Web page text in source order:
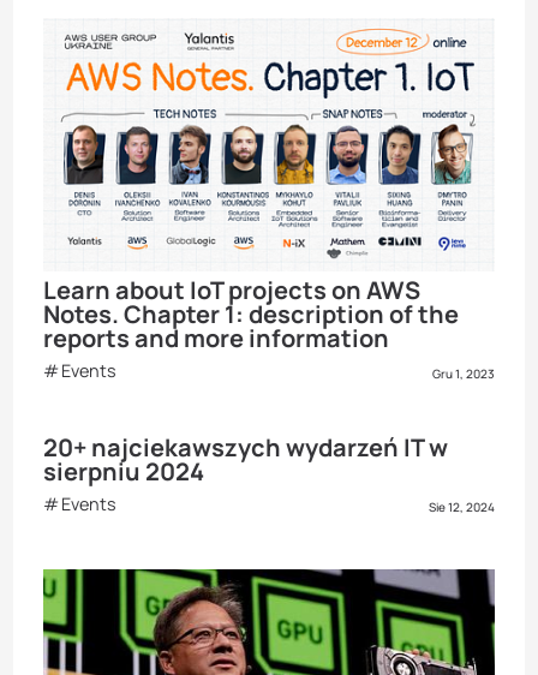
Learn about IoT projects on AWS
Notes. Chapter 1: description of the
reports and more information
Events Gru 1, 2023
20+ najciekawszych wydarzeń IT w
sierpniu 2024
Events Sie 12, 2024